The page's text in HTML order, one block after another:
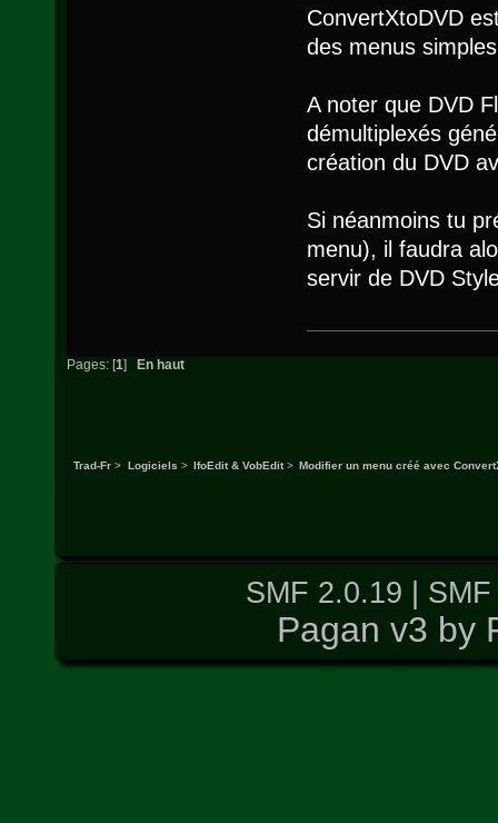
ConvertXtoDVD
des menus
A noter que DVD
démultiplexés
création du DVD
Si néanmoins tu
menu), il faudra
servir de DVD
Pages: [1] En haut
Trad-Fr > Logiciels > IfoEdit & VobEdit> Modifier un menu créé avec
SMF 2.0.19
Pagan v3 by